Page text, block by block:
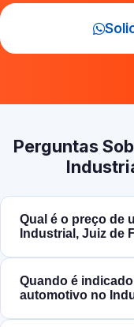
Perguntas
Qual é o preço de
Industrial, Juiz de
Quando é
automotivo no